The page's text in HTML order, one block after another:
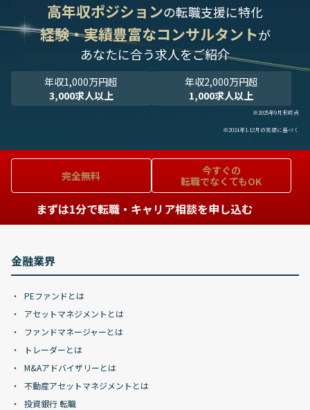
高年収ポジションの転職支援に特化
経験・実績豊富なコンサルタントが
あなたに合う求人をご紹介
年収1,000万円超
3,000求人以上
年収2,000万円超
1,000求人以上
※2025年9月末時点
※2024年1-12月の実績に基づく
完全無料
今すぐの
転職でなくてもOK
まずは1分で転職・キャリア相談を申し込む
金融業界
PEファンドとは
アセットマネジメントとは
ファンドマネージャーとは
トレーダーとは
M&Aアドバイザリーとは
不動産アセットマネジメントとは
投資銀行 転職